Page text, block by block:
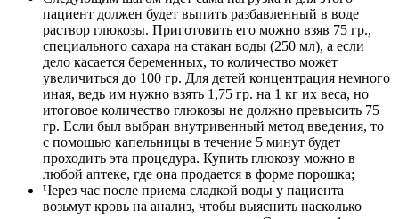
пациент должен будет выпить разбавленный в воде
раствор глюкозы. Приготовить его можно взяв 75 гр.,
специального сахара на стакан воды (250 мл), а если
дело касается беременных, то количество может
увеличиться до 100 гр. Для детей концентрация немного
иная, ведь им нужно взять 1,75 гр. на 1 кг их веса, но
итоговое количество глюкозы не должно превысить 75
гр. Если был выбран внутривенный метод введения, то
с помощью капельницы в течение 5 минут будет
проходить эта процедура. Купить глюкозу можно в
любой аптеке, где она продается в форме порошка;
Через час после приема сладкой воды у пациента
возьмут кровь на анализ, чтобы выяснить насколько